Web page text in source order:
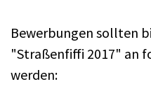
Bewerbungen sollten
"Straßenfiffi 2017" an
werden: